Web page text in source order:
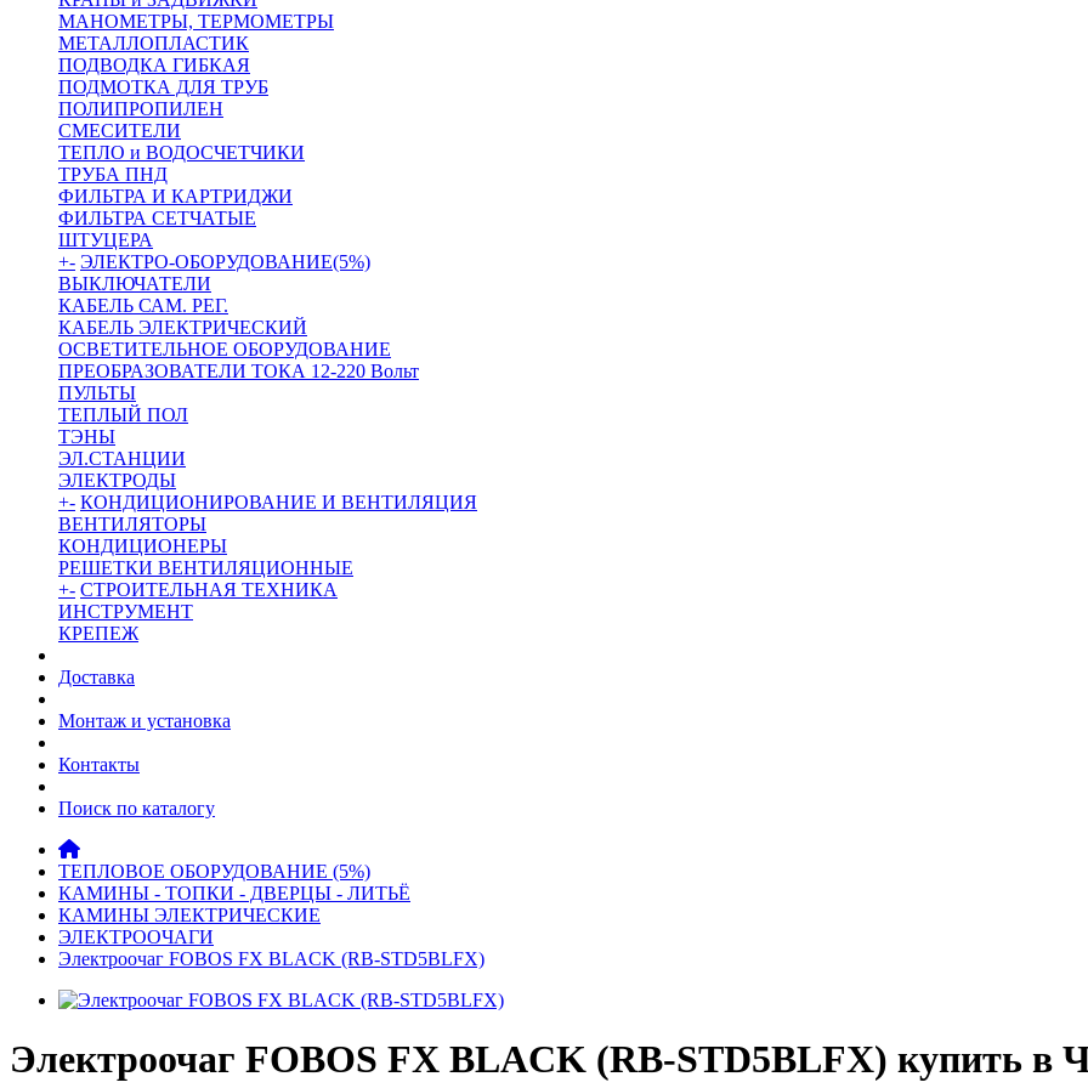
МАНОМЕТРЫ, ТЕРМОМЕТРЫ
МЕТАЛЛОПЛАСТИК
ПОДВОДКА ГИБКАЯ
ПОДМОТКА ДЛЯ ТРУБ
ПОЛИПРОПИЛЕН
СМЕСИТЕЛИ
ТЕПЛО и ВОДОСЧЕТЧИКИ
ТРУБА ПНД
ФИЛЬТРА И КАРТРИДЖИ
ФИЛЬТРА СЕТЧАТЫЕ
ШТУЦЕРА
+- ЭЛЕКТРО-ОБОРУДОВАНИЕ(5%)
ВЫКЛЮЧАТЕЛИ
КАБЕЛЬ САМ. РЕГ.
КАБЕЛЬ ЭЛЕКТРИЧЕСКИЙ
ОСВЕТИТЕЛЬНОЕ ОБОРУДОВАНИЕ
ПРЕОБРАЗОВАТЕЛИ ТОКА 12-220 Вольт
ПУЛЬТЫ
ТЕПЛЫЙ ПОЛ
ТЭНЫ
ЭЛ.СТАНЦИИ
ЭЛЕКТРОДЫ
+- КОНДИЦИОНИРОВАНИЕ И ВЕНТИЛЯЦИЯ
ВЕНТИЛЯТОРЫ
КОНДИЦИОНЕРЫ
РЕШЕТКИ ВЕНТИЛЯЦИОННЫЕ
+- СТРОИТЕЛЬНАЯ ТЕХНИКА
ИНСТРУМЕНТ
КРЕПЕЖ
Доставка
Монтаж и установка
Контакты
Поиск по каталогу
ТЕПЛОВОЕ ОБОРУДОВАНИЕ (5%)
КАМИНЫ - ТОПКИ - ДВЕРЦЫ - ЛИТЬЁ
КАМИНЫ ЭЛЕКТРИЧЕСКИЕ
ЭЛЕКТРООЧАГИ
Электроочаг FOBOS FX BLACK (RB-STD5BLFX)
Электроочаг FOBOS FX BLACK (RB-STD5BLFX) купить в